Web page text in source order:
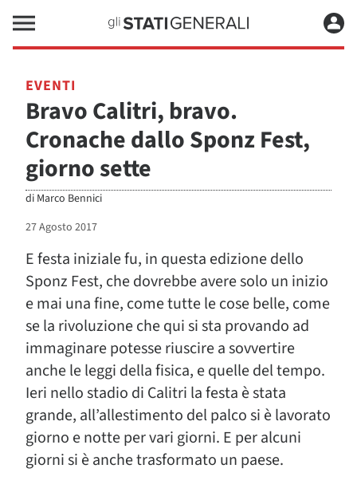
EVENTI
Bravo Calitri, bravo.
Cronache dallo Sponz Fest,
giorno sette
di Marco Bennici
27 Agosto 2017
E festa iniziale fu, in questa edizione dello
Sponz Fest, che dovrebbe avere solo un inizio
e mai una fine, come tutte le cose belle, come
se la rivoluzione che qui si sta provando ad
immaginare potesse riuscire a sovvertire
anche le leggi della fisica, e quelle del tempo.
Ieri nello stadio di Calitri la festa è stata
grande, all’allestimento del palco si è lavorato
giorno e notte per vari giorni. E per alcuni
giorni si è anche trasformato un paese.